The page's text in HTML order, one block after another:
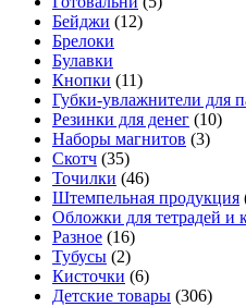
Бейджи (12)
Брелоки
Булавки
Кнопки (11)
Губки-увлажнители для
Резинки для денег (10)
Наборы магнитов (3)
Скотч (35)
Точилки (46)
Штемпельная продукция
Обложки для тетрадей и
Разное (16)
Тубусы (2)
Кисточки (6)
Детские товары (306)